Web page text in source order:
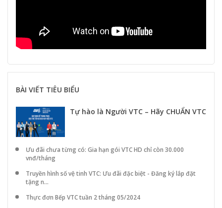
BÀI VIẾT TIÊU BIỂU
Tự hào là Người VTC – Hãy CHUẨN VTC
Ưu đãi chưa từng có: Gia hạn gói VTC HD chỉ còn 30.000
vnđ/tháng
Truyền hình số vệ tinh VTC: Ưu đãi đặc biệt - Đăng ký lắp đặt
tặng n...
Thực đơn Bếp VTC tuần 2 tháng 05/2024